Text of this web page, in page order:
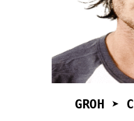
GROH ➤